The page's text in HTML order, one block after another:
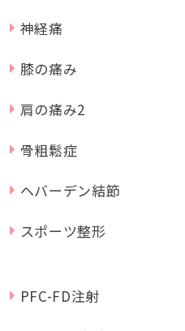
神経痛
膝の痛み
肩の痛み2
骨粗鬆症
ヘバーデン結節
スポーツ整形
PFC-FD注射